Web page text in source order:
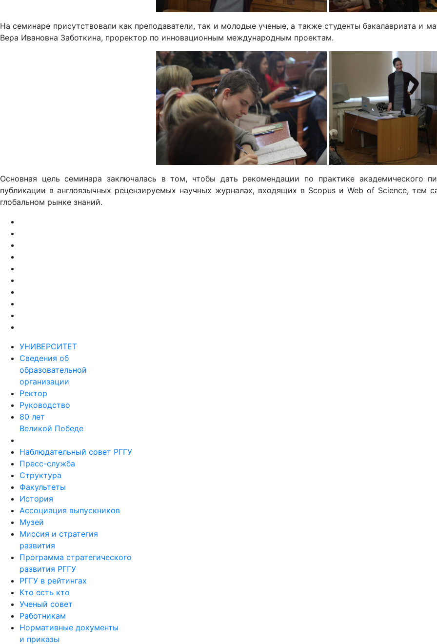
На семинаре присутствовали как преподаватели, так и молодые ученые, а также студенты бакалавриата и
Вера Ивановна Заботкина, проректор по инновационным международным проектам.
Основная цель семинара заключалась в том, чтобы дать рекомендации по практике академического
публикации в англоязычных рецензируемых научных журналах, входящих в Scopus и Web of Science, тем
глобальном рынке знаний.
УНИВЕРСИТЕТ
Сведения об
образовательной
организации
Ректор
Руководство
80 лет
Великой Победе
Наблюдательный совет РГГУ
Пресс-служба
Структура
Факультеты
История
Ассоциация выпускников
Музей
Миссия и стратегия
развития
Программа стратегического
развития РГГУ
РГГУ в рейтингах
Кто есть кто
Ученый совет
Работникам
Нормативные документы
и приказы